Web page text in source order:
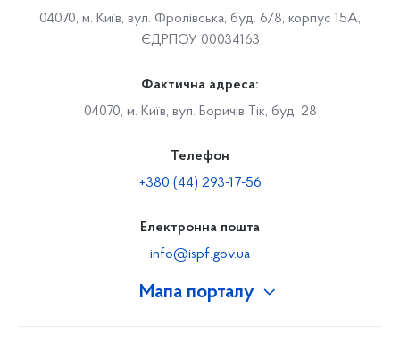
Мапа порталу
04070, м. Київ, вул. Фролівська, буд. 6/8, корпус 15А,
ЄДРПОУ 00034163
Фактична адреса:
04070, м. Київ, вул. Боричів Тік, буд. 28
Телефон
+380 (44) 293-17-56
Електронна пошта
info@ispf.gov.ua